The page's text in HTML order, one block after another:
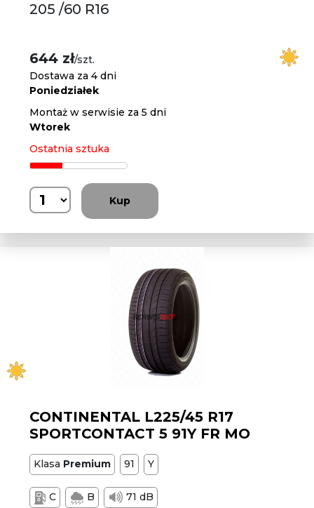
205 /60 R16
644 zł/szt.
Dostawa za 4 dni
Poniedziałek
Montaż w serwisie za 5 dni
Wtorek
Ostatnia sztuka
Kup
CONTINENTAL L225/45 R17
SPORTCONTACT 5 91Y FR MO
Klasa Premium 91 Y
C B 71 dB